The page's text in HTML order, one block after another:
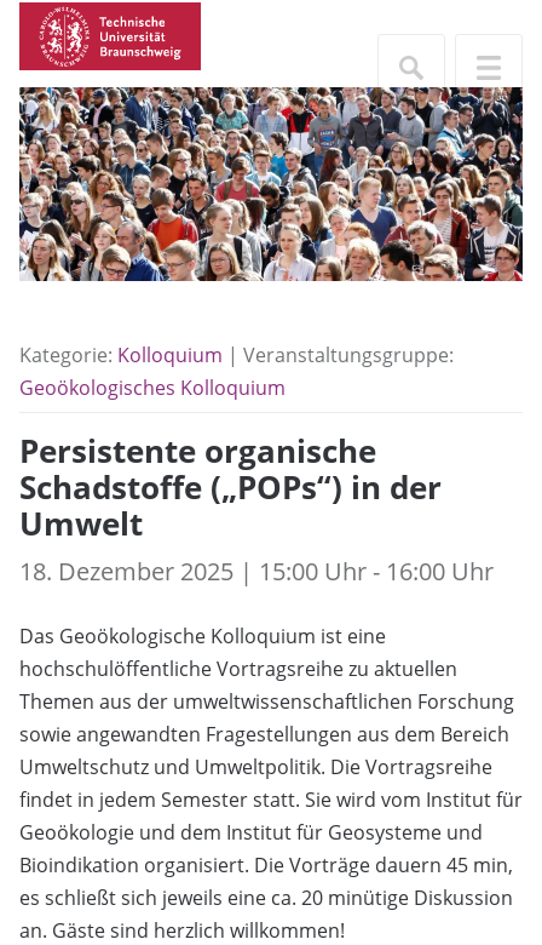
Kategorie: Kolloquium | Veranstaltungsgruppe:
Geoökologisches Kolloquium
Persistente organische
Schadstoffe („POPs“) in der
Umwelt
18. Dezember 2025 | 15:00 Uhr - 16:00 Uhr
Das Geoökologische Kolloquium ist eine
hochschulöffentliche Vortragsreihe zu aktuellen
Themen aus der umweltwissenschaftlichen Forschung
sowie angewandten Fragestellungen aus dem Bereich
Umweltschutz und Umweltpolitik. Die Vortragsreihe
findet in jedem Semester statt. Sie wird vom Institut für
Geoökologie und dem Institut für Geosysteme und
Bioindikation organisiert. Die Vorträge dauern 45 min,
es schließt sich jeweils eine ca. 20 minütige Diskussion
an. Gäste sind herzlich willkommen!